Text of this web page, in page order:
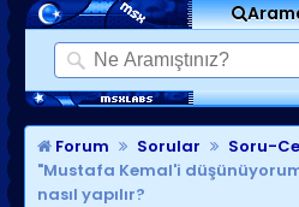
SORU-CEVAP
GÜNLÜKLER
SON MESAJLAR
KISAYOLLAR
Forum Sorular Soru-
"Mustafa Kemal'i
nasıl yapılır?